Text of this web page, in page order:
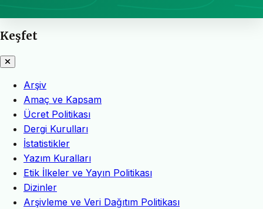
Keşfet
Arşiv
Amaç ve Kapsam
Ücret Politikası
Dergi Kurulları
İstatistikler
Yazım Kuralları
Etik İlkeler ve Yayın Politikası
Dizinler
Arşivleme ve Veri Dağıtım Politikası